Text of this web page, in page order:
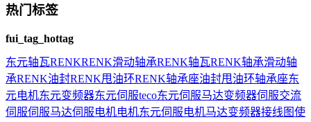
热门标签
fui_tag_hottag
东元轴瓦RENKRENK滑动轴承RENK轴瓦RENK轴承滑动轴
承RENK油封RENK甩油环RENK轴承座油封甩油环轴承座东
元电机东元变频器东元伺服teco东元伺服马达变频器伺服交流
伺服伺服马达伺服电机电机东元伺服电机马达变频器接线图使